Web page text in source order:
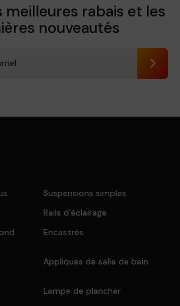
meilleures rabais et les
nouveautés
Suspensions simples
Rails d’éclairage
Encastrés
Appliques de salle de bain
Lampe de plancher